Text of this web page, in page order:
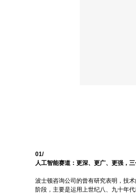
01/
人工智能赛道： 更深、更广、更强，
波士顿咨询公司的曾有研究表明，技
阶段，主要是运用上世纪八、九十年